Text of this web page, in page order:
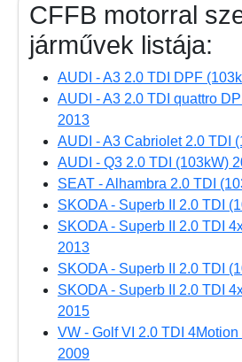
CFFB motorral
járművek listája:
AUDI - A3 2.0 TDI DPF
AUDI - A3 2.0 TDI quattro
2013
AUDI - A3 Cabriolet 2.0 TDI
AUDI - Q3 2.0 TDI (103kW)
SEAT - Alhambra 2.0 TDI
SKODA - Superb II 2.0 TDI
SKODA - Superb II 2.0 TDI
2013
SKODA - Superb II 2.0 TDI
SKODA - Superb II 2.0 TDI
2015
VW - Golf VI 2.0 TDI
2009